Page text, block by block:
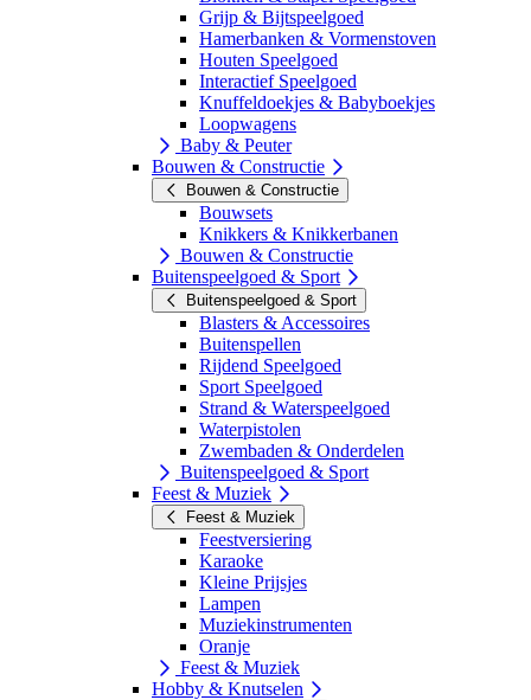
Grijp & Bijtspeelgoed
Hamerbanken & Vormenstoven
Houten Speelgoed
Interactief Speelgoed
Knuffeldoekjes & Babyboekjes
Loopwagens
Baby & Peuter
Bouwen & Constructie
Bouwen & Constructie
Bouwsets
Knikkers & Knikkerbanen
Bouwen & Constructie
Buitenspeelgoed & Sport
Buitenspeelgoed & Sport
Blasters & Accessoires
Buitenspellen
Rijdend Speelgoed
Sport Speelgoed
Strand & Waterspeelgoed
Waterpistolen
Zwembaden & Onderdelen
Buitenspeelgoed & Sport
Feest & Muziek
Feest & Muziek
Feestversiering
Karaoke
Kleine Prijsjes
Lampen
Muziekinstrumenten
Oranje
Feest & Muziek
Hobby & Knutselen